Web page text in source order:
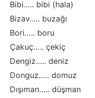
Bibi….. bibi (hala)
Bizav….. buzağı
Bori….. boru
Çakuç….. çekiç
Dengiz….. deniz
Donguz….. domuz
Dışıman….. düşman